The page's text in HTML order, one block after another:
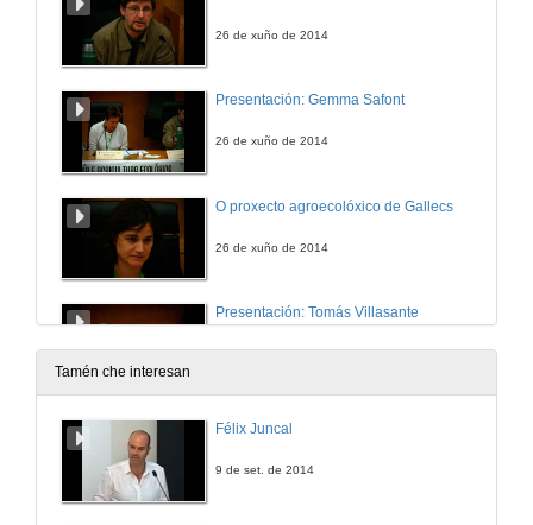
26 de xuño de 2014
Presentación: Gemma Safont
26 de xuño de 2014
O proxecto agroecolóxico de Gallecs
26 de xuño de 2014
Presentación: Tomás Villasante
26 de xuño de 2014
Tamén che interesan
Félix Juncal
9 de set. de 2014